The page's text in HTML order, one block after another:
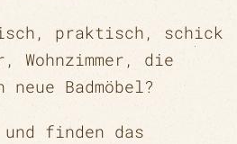
praktisch, schick
Wohnzimmer, die
Badmöbel?
finden das